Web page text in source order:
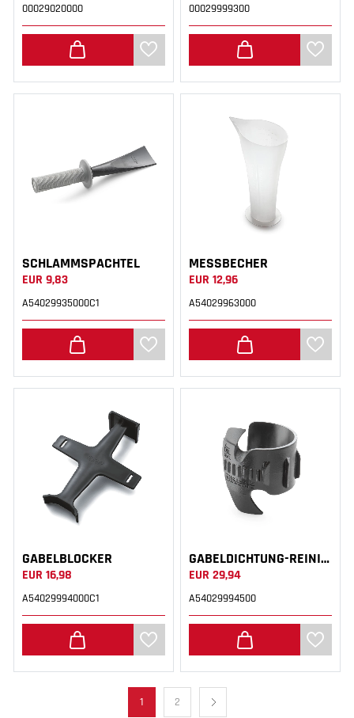
00029020000 00029999300
SCHLAMMSPACHTEL
EUR 9,83
A54029935000C1
MESSBECHER
EUR 12,96
A54029963000
GABELBLOCKER
EUR 16,98
A54029994000C1
GABELDICHTUNG-REINIGUNGSWERKZEUG
EUR 29,94
A54029994500
1 2